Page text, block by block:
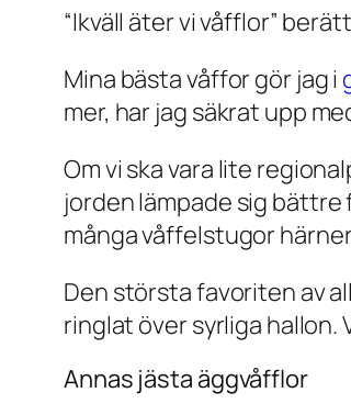
“Ikväll äter vi våfflor”
Mina bästa våffor gör jag i
mer, har jag säkrat upp
Om vi ska vara lite
jorden lämpade sig
många våffelstugor
Den största favoriten av
ringlat över syrliga hallon.
Annas jästa äggvåfflor